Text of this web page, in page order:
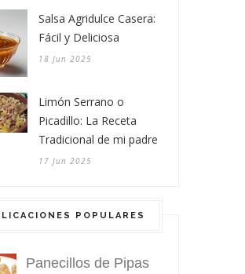
Salsa Agridulce Casera:
Fácil y Deliciosa
18 Jun 2025
Limón Serrano o
Picadillo: La Receta
Tradicional de mi padre
17 Jun 2025
POPULARES
Panecillos de Pipas